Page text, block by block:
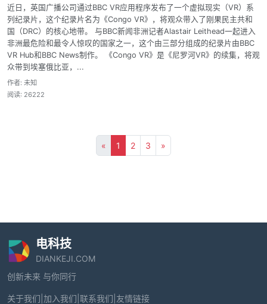
近日，英国广播公司通过BBC VR应用程序发布了一个虚拟现实（VR）系
列纪录片，这个纪录片名为《Congo VR》，将观众带入了刚果民主共和
国（DRC）的核心地带。 与BBC新闻非洲记者Alastair Leithead一起进入
非洲最危险和最令人惊叹的国家之一，这个由三部分组成的纪录片由BBC
VR Hub和BBC News制作。 《Congo VR》是《尼罗河VR》的续集，将观
众带到埃塞俄比亚，...
作者: 未知
阅读: 26222
« 1 2 3 »
电科技
DIANKEJI.COM
创新未来 与你同行
关于我们 加入我们 联系我们 友情链接